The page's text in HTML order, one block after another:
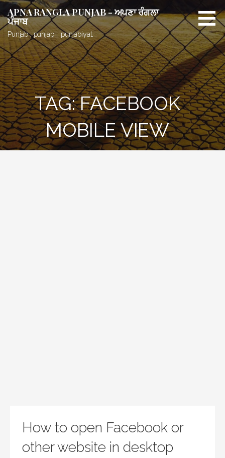
Skip
to
content
APNA RANGLA PUNJAB - ਅਪਣਾ ਰੰਗਲਾ
ਪੰਜਾਬ
Punjab , punjabi , punjabiyat.
TAG: FACEBOOK
MOBILE VIEW
How to open Facebook or
other website in desktop